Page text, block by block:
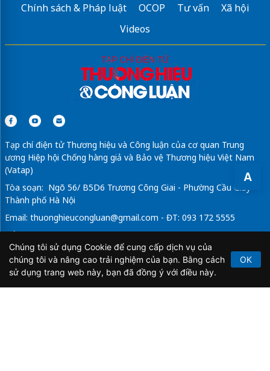
A
Chính sách & Pháp luật
OCOP Tư vấn
Xã hội
Videos
Tạp chí điện tử Thương hiệu và Công luận của cơ quan Trung
ương Hiệp hội Chống hàng giả và Bảo vệ Thương hiệu Việt Nam
(Vatap)
Tòa soạn: Ngõ 56/ B5D6 Trương Công Giai - Phường Cầu Giấy -
Thành phố Hà Nội
Email: thuonghieucongluan@gmail.com - ĐT: 093 172 5555
Tổng Biên Tập: Vũ Đức Thuận
Giấy phép hoạt động báo chí điện tử số 64/GP-BTTTT do Bộ
Thông tin và Truyền thông cấp ngày 21/2/2020.
Chúng tôi sử dụng Cookie để cung cấp dịch vụ của
chúng tôi và nâng cao trải nghiệm của bạn. Bằng cách
sử dụng trang web này, bạn đã đồng ý với điều này.
OK